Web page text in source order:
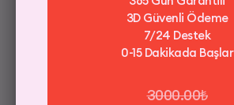
Güvenli Ödeme / 256 bit SSL
3D Güvenli Ödeme
7/24 Destek
0-15 Dakikada Başlar
3000.00₺